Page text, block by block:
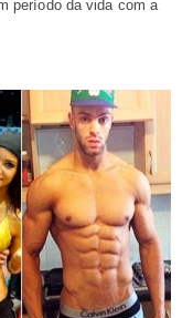
período da vida com a